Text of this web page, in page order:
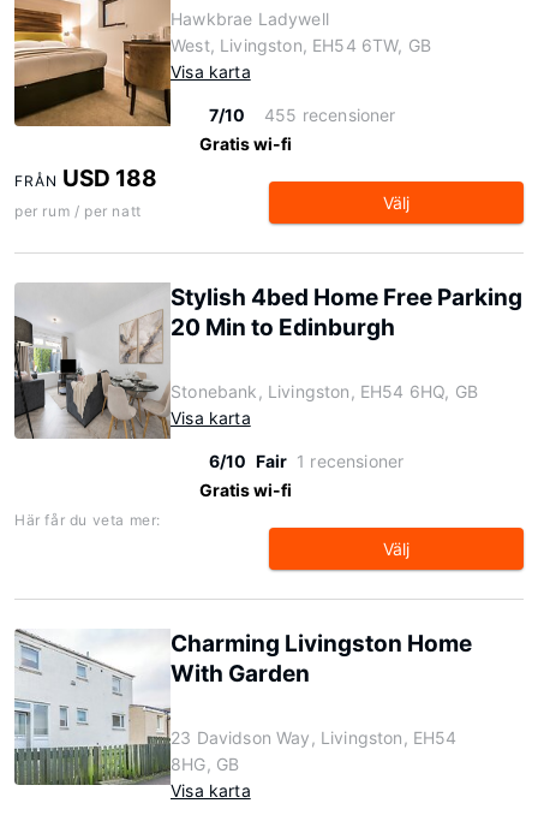
Hawkbrae Ladywell
West, Livingston, EH54 6TW, GB
Visa karta
7/10
455 recensioner
Gratis wi-fi
FRÅN USD 188
per rum / per natt Välj
Stylish 4bed Home Free Parking
20 Min to Edinburgh
Stonebank, Livingston, EH54 6HQ, GB
Visa karta
6/10 Fair 1 recensioner
Gratis wi-fi
Här får du veta mer:
Välj
Charming Livingston Home
With Garden
23 Davidson Way, Livingston, EH54
8HG, GB
Visa karta